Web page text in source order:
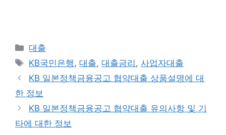
카
테
리
대출
태
그
KB국민은행,대출,대출금리 ,사업자대출
KB 일본정책금융공고 협약대출 상품설명에 대
한 정보
KB 일본정책금융공고 협약대출 유의사항 및 기
타에 대한 정보